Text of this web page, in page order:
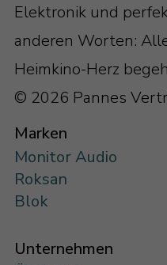
Elektronik und
anderen Worten:
Heimkino-Herz
© 2026 Pannes
Marken
Monitor Audio
Roksan
Blok
Unternehmen